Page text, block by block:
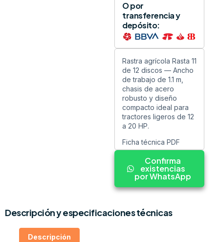
O por
transferencia y
depósito:
Rastra agrícola Rasta 11
de 12 discos — Ancho
de trabajo de 1.1 m,
chasis de acero
robusto y diseño
compacto ideal para
tractores ligeros de 12
a 20 HP.
Ficha técnica PDF
Confirma
existencias
por WhatsApp
Descripción y especificaciones técnicas
Descripción